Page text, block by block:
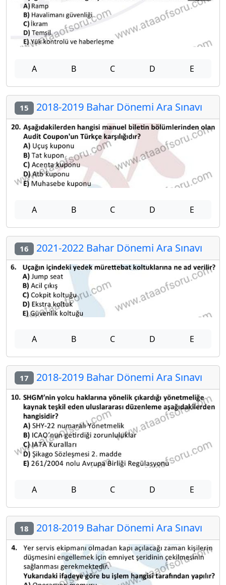
A B C D E
15 2018-2019 Bahar Dönemi Ara Sınavı
A B C D E
16 2021-2022 Bahar Dönemi Ara Sınavı
A B C D E
17 2018-2019 Bahar Dönemi Ara Sınavı
A B C D E
18 2018-2019 Bahar Dönemi Ara Sınavı